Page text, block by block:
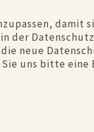
der
neue
uns bitte eine